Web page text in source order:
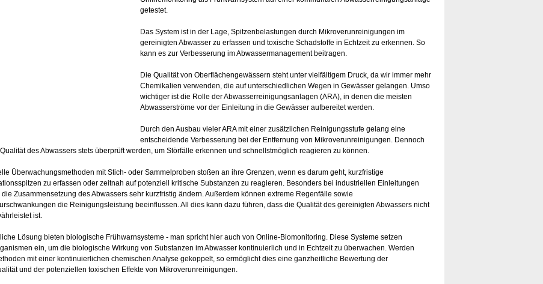
getestet.
Das System ist in der Lage, Spitzenbelastungen durch Mikroverunreinigungen im
gereinigten Abwasser zu erfassen und toxische Schadstoffe in Echtzeit zu erkennen. So
kann es zur Verbesserung im Abwassermanagement beitragen.
Die Qualität von Oberflächengewässern steht unter vielfältigem Druck, da wir immer mehr
Chemikalien verwenden, die auf unterschiedlichen Wegen in Gewässer gelangen. Umso
wichtiger ist die Rolle der Abwasserreinigungsanlagen (ARA), in denen die meisten
Abwasserströme vor der Einleitung in die Gewässer aufbereitet werden.
Durch den Ausbau vieler ARA mit einer zusätzlichen Reinigungsstufe gelang eine
entscheidende Verbesserung bei der Entfernung von Mikroverunreinigungen. Dennoch
des Abwassers stets überprüft werden, um Störfälle erkennen und schnellstmöglich reagieren zu können.
Überwachungsmethoden mit Stich- oder Sammelproben stoßen an ihre Grenzen, wenn es darum geht, kurzfristige
zu erfassen oder zeitnah auf potenziell kritische Substanzen zu reagieren. Besonders bei industriellen Einleitungen
Zusammensetzung des Abwassers sehr kurzfristig ändern. Außerdem können extreme Regenfälle sowie
die Reinigungsleistung beeinflussen. All dies kann dazu führen, dass die Qualität des gereinigten Abwassers nicht
ist.
Lösung bieten biologische Frühwarnsysteme - man spricht hier auch von Online-Biomonitoring. Diese Systeme setzen
ein, um die biologische Wirkung von Substanzen im Abwasser kontinuierlich und in Echtzeit zu überwachen. Werden
mit einer kontinuierlichen chemischen Analyse gekoppelt, so ermöglicht dies eine ganzheitliche Bewertung der
und der potenziellen toxischen Effekte von Mikroverunreinigungen.